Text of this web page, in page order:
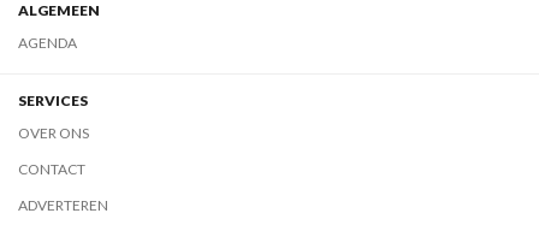
ALGEMEEN
AGENDA
SERVICES
OVER ONS
CONTACT
ADVERTEREN